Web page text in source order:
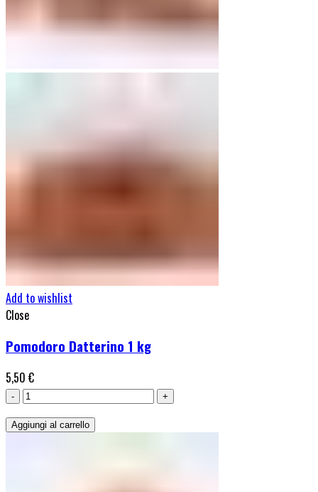
Add to wishlist
Close
Pomodoro Datterino 1 kg
5,50 €
Pomodoro
1
Aggiungi al carrello